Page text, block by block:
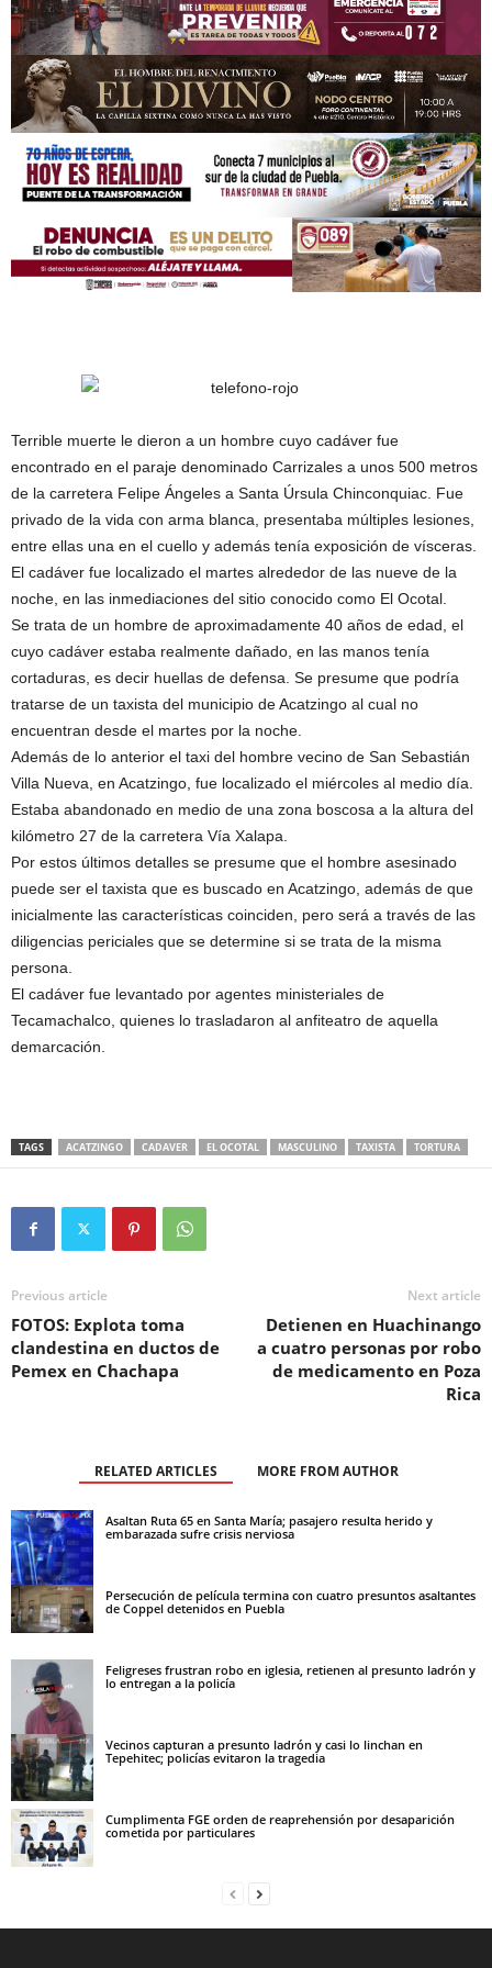
Terrible muerte le dieron a un hombre cuyo cadáver fue
encontrado en el paraje denominado Carrizales a unos 500 metros
de la carretera Felipe Ángeles a Santa Úrsula Chinconquiac. Fue
privado de la vida con arma blanca, presentaba múltiples lesiones,
entre ellas una en el cuello y además tenía exposición de vísceras.
El cadáver fue localizado el martes alrededor de las nueve de la
noche, en las inmediaciones del sitio conocido como El Ocotal.
Se trata de un hombre de aproximadamente 40 años de edad, el
cuyo cadáver estaba realmente dañado, en las manos tenía
cortaduras, es decir huellas de defensa. Se presume que podría
tratarse de un taxista del municipio de Acatzingo al cual no
encuentran desde el martes por la noche.
Además de lo anterior el taxi del hombre vecino de San Sebastián
Villa Nueva, en Acatzingo, fue localizado el miércoles al medio día.
Estaba abandonado en medio de una zona boscosa a la altura del
kilómetro 27 de la carretera Vía Xalapa.
Por estos últimos detalles se presume que el hombre asesinado
puede ser el taxista que es buscado en Acatzingo, además de que
inicialmente las características coinciden, pero será a través de las
diligencias periciales que se determine si se trata de la misma
persona.
El cadáver fue levantado por agentes ministeriales de
Tecamachalco, quienes lo trasladaron al anfiteatro de aquella
demarcación.
TAGS ACATZINGO CADAVER EL OCOTAL MASCULINO TAXISTA TORTURA
Previous article
FOTOS: Explota toma
clandestina en ductos de
Pemex en Chachapa
Next article
Detienen en Huachinango
a cuatro personas por robo
de medicamento en Poza
Rica
RELATED ARTICLES MORE FROM AUTHOR
Asaltan Ruta 65 en Santa María; pasajero resulta herido y
embarazada sufre crisis nerviosa
Persecución de película termina con cuatro presuntos asaltantes
de Coppel detenidos en Puebla
Feligreses frustran robo en iglesia, retienen al presunto ladrón y
lo entregan a la policía
Vecinos capturan a presunto ladrón y casi lo linchan en
Tepehitec; policías evitaron la tragedia
Cumplimenta FGE orden de reaprehensión por desaparición
cometida por particulares